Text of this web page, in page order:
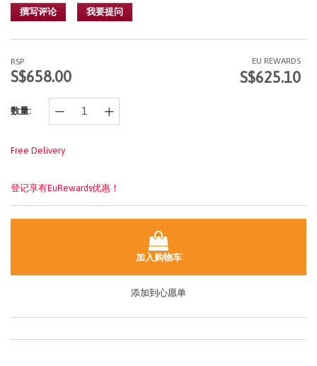
rating
value.
同
样
面
撰写评论 我要提问
RSP
S$658.00
EU REWARDS
S$625.10
数量:
Free Delivery
登记享有EuRewards优惠！
加入购物车
添加到心愿单